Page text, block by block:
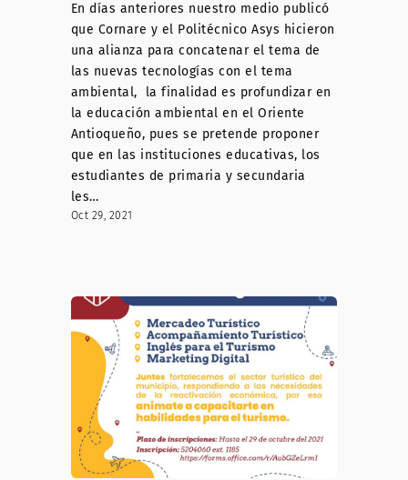
En días anteriores nuestro medio publicó
que Cornare y el Politécnico Asys hicieron
una alianza para concatenar el tema de
las nuevas tecnologías con el tema
ambiental, la finalidad es profundizar en
la educación ambiental en el Oriente
Antioqueño, pues se pretende proponer
que en las instituciones educativas, los
estudiantes de primaria y secundaria
les…
Oct 29, 2021